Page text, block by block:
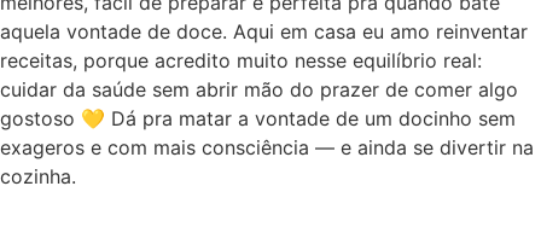
aquela vontade de doce. Aqui em casa eu amo reinventar
receitas, porque acredito muito nesse equilíbrio real:
cuidar da saúde sem abrir mão do prazer de comer algo
gostoso 💛 Dá pra matar a vontade de um docinho sem
exageros e com mais consciência — e ainda se divertir na
cozinha.